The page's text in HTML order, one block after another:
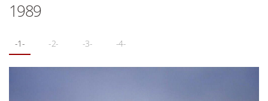
1989
-1- -2- -3- -4-